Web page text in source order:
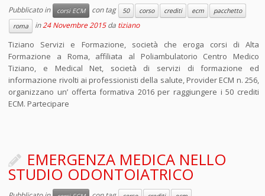
Pubblicato in corsi ECM con tag 50 corso crediti ecm
pacchetto
roma
in24 Novembre 2015 da tiziano
Tiziano Servizi e Formazione, società che eroga corsi di Alta
Formazione a Roma, affiliata al Poliambulatorio Centro Medico
Tiziano, e Medical Net, società di servizi di formazione ed
informazione rivolti ai professionisti della salute, Provider ECM n. 256,
organizzano un’ offerta formativa 2016 per raggiungere i 50 crediti
ECM. Partecipare
EMERGENZA MEDICA NELLO
STUDIO ODONTOIATRICO